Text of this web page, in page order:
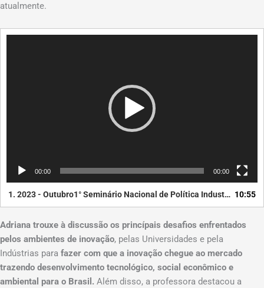
atualmente.
00:00 00:00
1. 2023 - Outubro1° Seminário Nacional de Política Industrial 10:55
Adriana trouxe à discussão os princípais desafios enfrentados
pelos ambientes de inovação, pelas Universidades e pela
Indústrias para fazer com que a inovação chegue ao mercado
trazendo desenvolvimento tecnológico, social econômico e
ambiental para o Brasil. Além disso, a professora destacou a